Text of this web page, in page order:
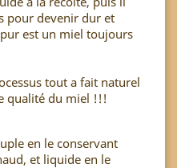
pour devenir dur et
est un miel toujours
tout a fait naturel
qualité du miel !!!
en le conservant
et liquide en le